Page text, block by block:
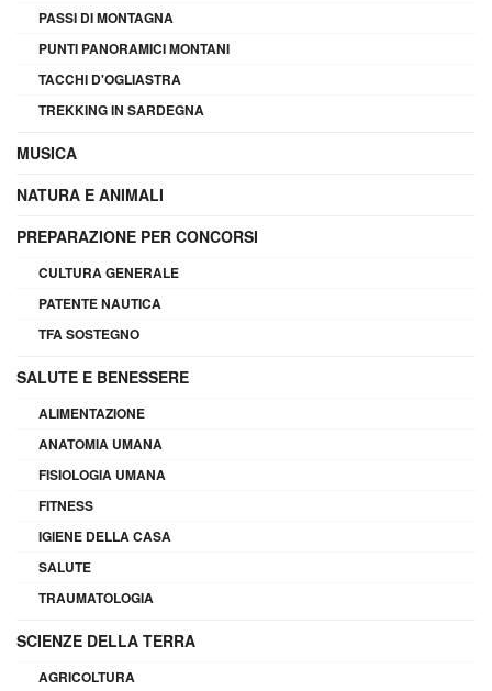
PASSI DI MONTAGNA
PUNTI PANORAMICI MONTANI
TACCHI D'OGLIASTRA
TREKKING IN SARDEGNA
MUSICA
NATURA E ANIMALI
PREPARAZIONE PER CONCORSI
CULTURA GENERALE
PATENTE NAUTICA
TFA SOSTEGNO
SALUTE E BENESSERE
ALIMENTAZIONE
ANATOMIA UMANA
FISIOLOGIA UMANA
FITNESS
IGIENE DELLA CASA
SALUTE
TRAUMATOLOGIA
SCIENZE DELLA TERRA
AGRICOLTURA